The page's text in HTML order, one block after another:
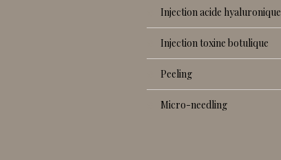
injection acide hyaluronique
injection toxine botulique
peeling
micro-needling